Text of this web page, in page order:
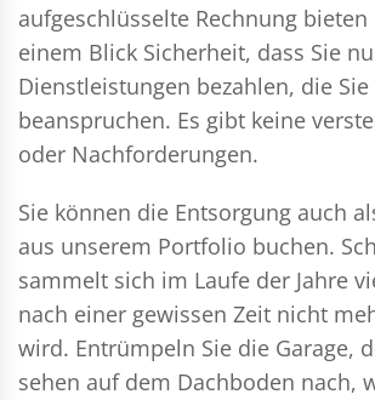
aufgeschlüsselte Rechnung
einem Blick Sicherheit, dass Sie
Dienstleistungen bezahlen, die Sie
beanspruchen. Es gibt keine
oder Nachforderungen.
Sie können die Entsorgung auch
aus unserem Portfolio buchen.
sammelt sich im Laufe der Jahre
nach einer gewissen Zeit nicht
wird. Entrümpeln Sie die Garage,
sehen auf dem Dachboden nach,